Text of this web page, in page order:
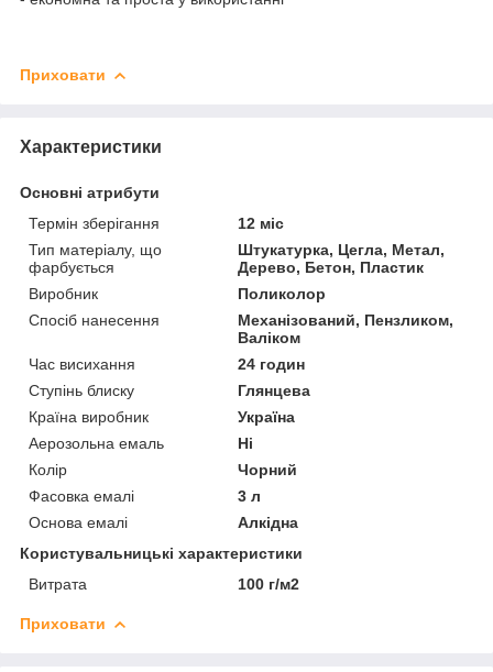
Приховати
Характеристики
Основні атрибути
Термін зберігання
12 міс
Тип матеріалу, що
фарбується
Штукатурка, Цегла, Метал,
Дерево, Бетон, Пластик
Виробник
Поликолор
Спосіб нанесення
Механізований, Пензликом,
Валіком
Час висихання
24 годин
Ступінь блиску
Глянцева
Країна виробник
Україна
Аерозольна емаль
Ні
Колір
Чорний
Фасовка емалі
3 л
Основа емалі
Алкідна
Користувальницькі характеристики
Витрата
100 г/м2
Приховати